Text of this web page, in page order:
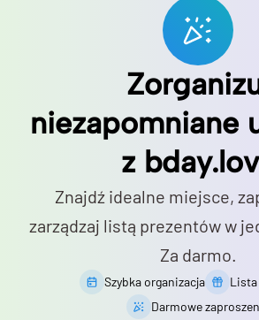
niezapomniane
z
Znajdź idealne miejsce,
zarządzaj listą prezentów w
Za darmo.
Szybka organizacja
Darmowe